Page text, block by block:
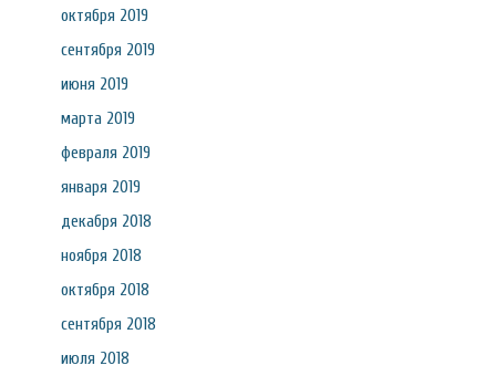
октября 2019
сентября 2019
июня 2019
марта 2019
февраля 2019
января 2019
декабря 2018
ноября 2018
октября 2018
сентября 2018
июля 2018